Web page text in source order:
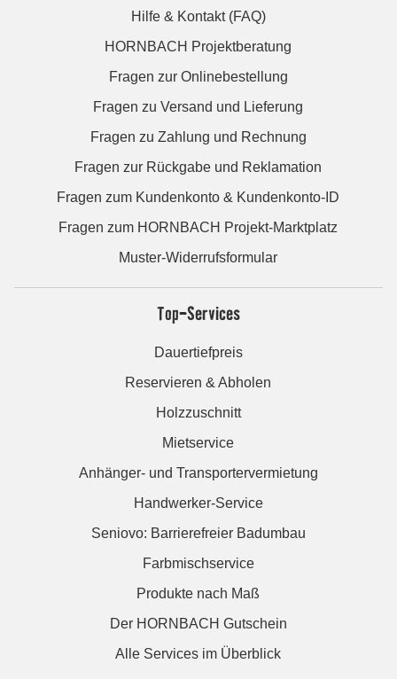
Hilfe & Kontakt (FAQ)
HORNBACH Projektberatung
Fragen zur Onlinebestellung
Fragen zu Versand und Lieferung
Fragen zu Zahlung und Rechnung
Fragen zur Rückgabe und Reklamation
Fragen zum Kundenkonto & Kundenkonto-ID
Fragen zum HORNBACH Projekt-Marktplatz
Muster-Widerrufsformular
Top-Services
Dauertiefpreis
Reservieren & Abholen
Holzzuschnitt
Mietservice
Anhänger- und Transportervermietung
Handwerker-Service
Seniovo: Barrierefreier Badumbau
Farbmischservice
Produkte nach Maß
Der HORNBACH Gutschein
Alle Services im Überblick